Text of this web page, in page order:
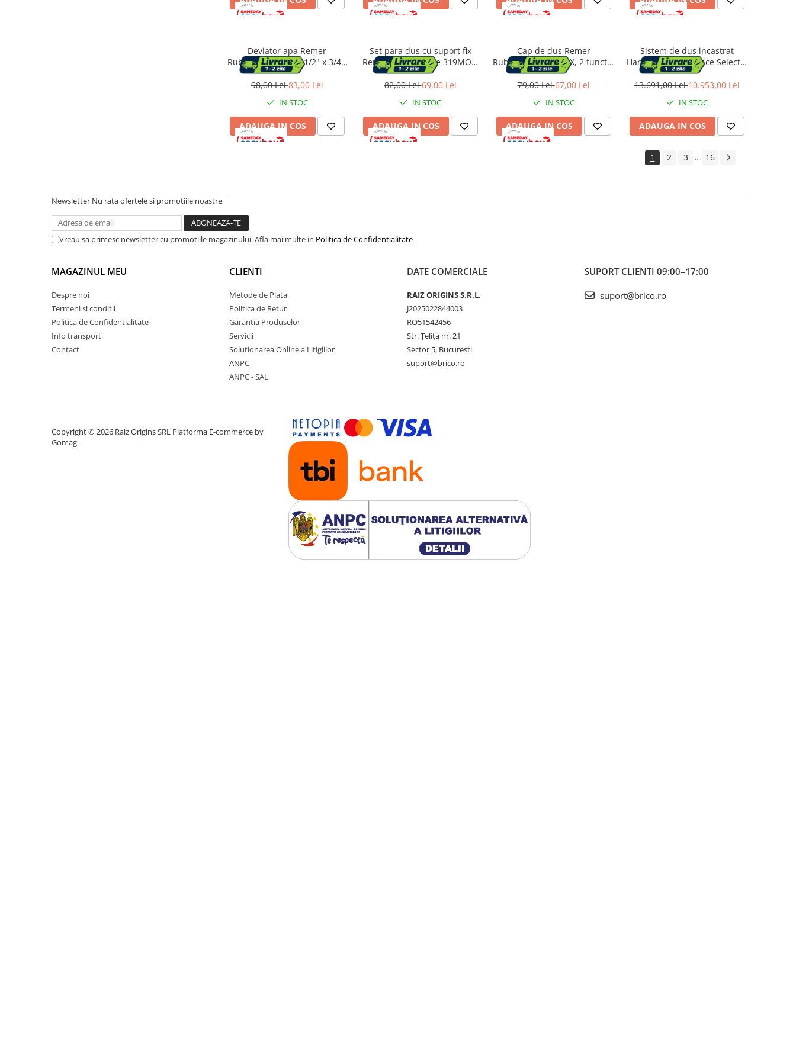
Mese bucatarie si living
Mobilier bucatarie
Tigai si seturi
Oale si cratite
Suporturi si accesorii de bucatarie
Deviator apa Remer
Rubinetterie 316A, 1/2" x 3/4",
alama cromata, montaj
aparent, finisaj lucios
98,00 Lei83,00 Lei
IN STOC
ADAUGA IN COS
Set para dus cu suport fix
Remer Rubinetterie 319MOX,
3 functii, montaj pe perete,
finisaj crom lucios, alama
82,00 Lei69,00 Lei
IN STOC
ADAUGA IN COS
Cap de dus Remer
Rubinetterie 355FOX, 2 functii,
sistem anticalcar, articulatie
sferica, finisaj crom lucios
79,00 Lei67,00 Lei
IN STOC
ADAUGA IN COS
Sistem de dus incastrat
Hansgrohe Raindance Select S
240 negru mat
13.691,00 Lei10.953,00 Lei
IN STOC
ADAUGA IN COS
1 2 3 ... 16
Newsletter Nu rata ofertele si promotiile noastre
Vreau sa primesc newsletter cu promotiile magazinului. Afla mai multe in Politica de Confidentialitate
MAGAZINUL MEU
Despre noi
Termeni si conditii
Politica de Confidentialitate
Info transport
Contact
CLIENTI
Metode de Plata
Politica de Retur
Garantia Produselor
Servicii
Solutionarea Online a Litigiilor
ANPC
ANPC - SAL
DATE COMERCIALE
RAIZ ORIGINS S.R.L.
J2025022844003
RO51542456
Str. Țelița nr. 21
Sector 5, Bucuresti
suport@brico.ro
SUPORT CLIENTI 09:00–17:00
suport@brico.ro
Copyright © 2026 Raiz Origins SRL Platforma E-commerce by
Gomag